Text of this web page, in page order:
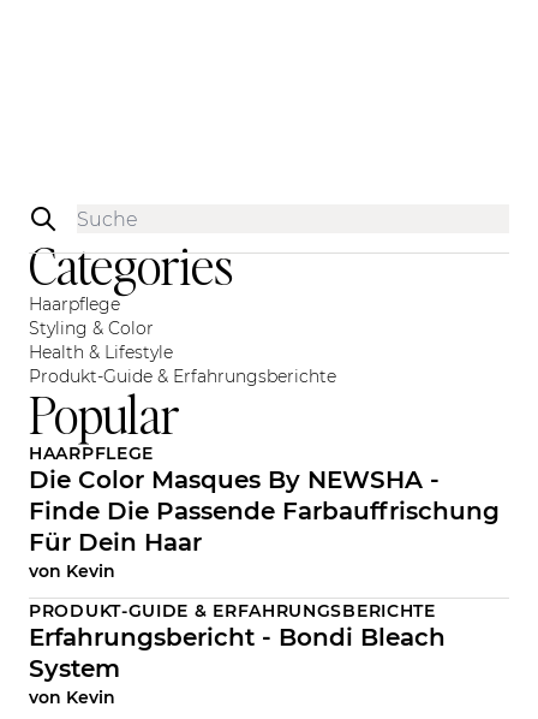
Sidebar
Categories
Haarpflege
Styling & Color
Health & Lifestyle
Produkt-Guide & Erfahrungsberichte
Popular
HAARPFLEGE
Die Color Masques By NEWSHA -
Finde Die Passende Farbauffrischung
Für Dein Haar
von Kevin
PRODUKT-GUIDE & ERFAHRUNGSBERICHTE
Erfahrungsbericht - Bondi Bleach
System
von Kevin